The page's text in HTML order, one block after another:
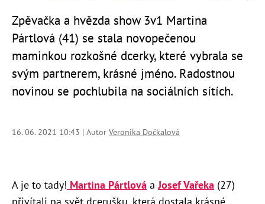
Zpěvačka a hvězda show 3v1 Martina
Pártlová (41) se stala novopečenou
maminkou rozkošné dcerky, které vybrala se
svým partnerem, krásné jméno. Radostnou
novinou se pochlubila na sociálních sítích.
16. 06. 2021 10:43 | Autor Veronika Dočkalová
A je to tady! Martina Pártlová aJosef Vařeka (27)